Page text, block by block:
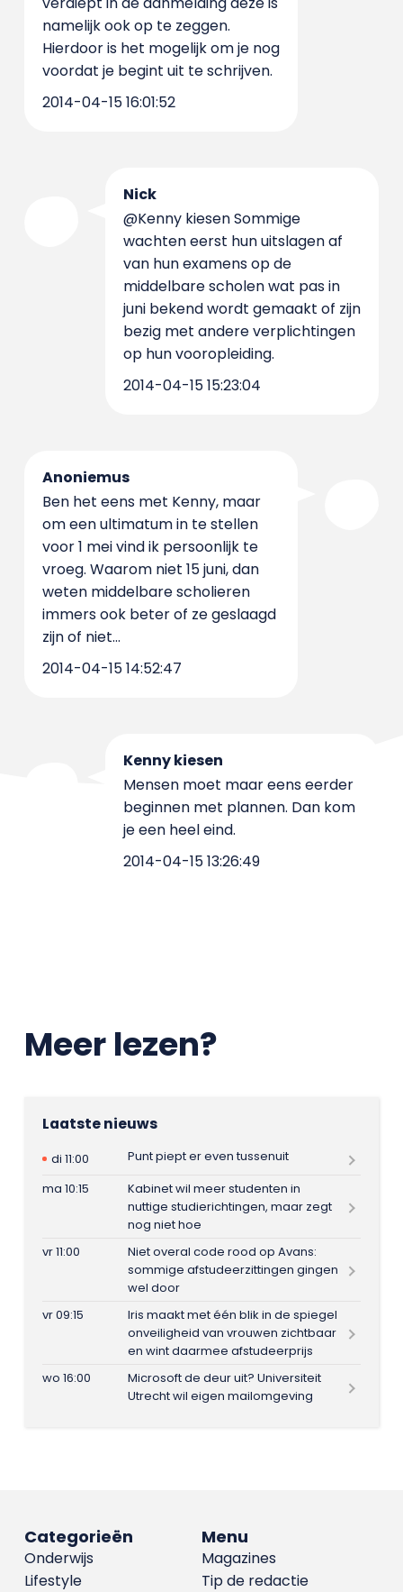
namelijk ook op te zeggen.
Hierdoor is het mogelijk om je nog
voordat je begint uit te schrijven.
2014-04-15 16:01:52
Nick
@Kenny kiesen Sommige
wachten eerst hun uitslagen af
van hun examens op de
middelbare scholen wat pas in
juni bekend wordt gemaakt of zijn
bezig met andere verplichtingen
op hun vooropleiding.
2014-04-15 15:23:04
Anoniemus
Ben het eens met Kenny, maar
om een ultimatum in te stellen
voor 1 mei vind ik persoonlijk te
vroeg. Waarom niet 15 juni, dan
weten middelbare scholieren
immers ook beter of ze geslaagd
zijn of niet...
2014-04-15 14:52:47
Kenny kiesen
Mensen moet maar eens eerder
beginnen met plannen. Dan kom
je een heel eind.
2014-04-15 13:26:49
Meer lezen?
Laatste nieuws
di 11:00
Punt piept er even tussenuit
ma 10:15
Kabinet wil meer studenten in
nuttige studierichtingen, maar zegt
nog niet hoe
vr 11:00
Niet overal code rood op Avans:
sommige afstudeerzittingen gingen
wel door
vr 09:15
Iris maakt met één blik in de spiegel
onveiligheid van vrouwen zichtbaar
en wint daarmee afstudeerprijs
wo 16:00
Microsoft de deur uit? Universiteit
Utrecht wil eigen mailomgeving
Menu
Magazines
Tip de redactie
Categorieën
Onderwijs
Lifestyle